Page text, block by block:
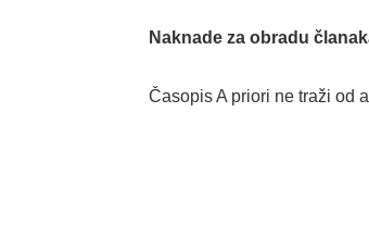
Naknade za obradu
Časopis A priori ne traži od